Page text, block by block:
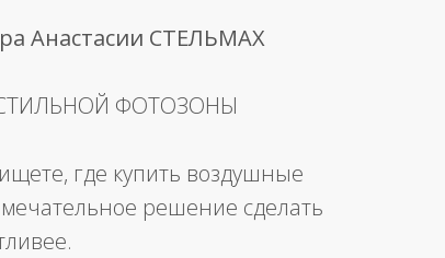
Анастасии СТЕЛЬМАХ
ФОТОЗОНЫ
где купить воздушные
решение сделать